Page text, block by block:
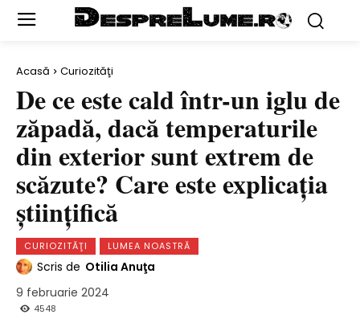
Acasă Curiozităţi
De ce este cald într-un iglu de
zăpadă, dacă temperaturile
din exterior sunt extrem de
scăzute? Care este explicaţia
ştiinţifică
CURIOZITĂŢI LUMEA NOASTRĂ
Scris de Otilia Anuţa
9 februarie 2024
4548